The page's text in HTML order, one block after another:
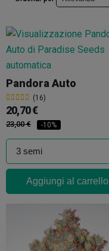
Pandora Auto
(16)
20,70 €
23,00 € -10%
Aggiungi al carrello